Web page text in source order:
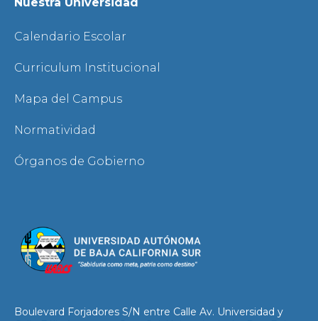
Calendario Escolar
Curriculum Institucional
Mapa del Campus
Normatividad
Órganos de Gobierno
Boulevard Forjadores S/N entre Calle Av. Universidad y